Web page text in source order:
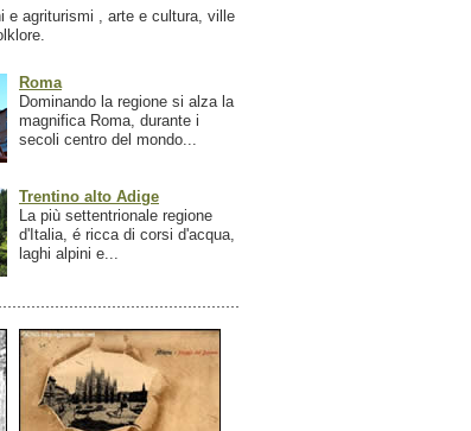
e agriturismi , arte e cultura, ville
Roma
Dominando la regione si alza la
magnifica Roma, durante i
secoli centro del mondo...
Trentino alto Adige
La più settentrionale regione
d'Italia, é ricca di corsi d'acqua,
laghi alpini e...